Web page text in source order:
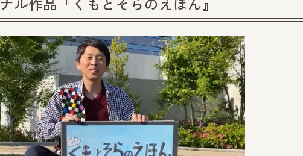
作品『くもとそらのえほん』